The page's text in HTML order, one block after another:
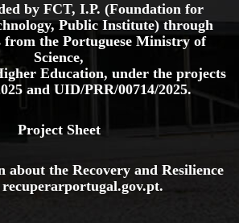
by FCT, I.P. (Foundation for
Public Institute) through
from the Portuguese Ministry of
Science,
Education, under the projects
and UID/PRR/00714/2025.
Project Sheet
the Recovery and Resilience
recuperarportugal.gov.pt.